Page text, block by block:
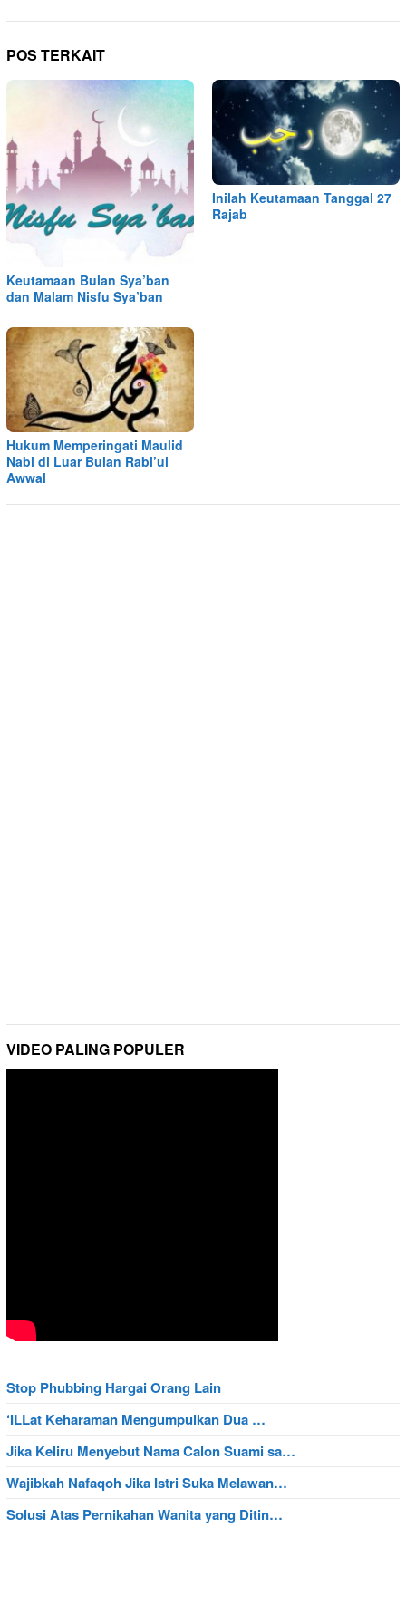
POS TERKAIT
Keutamaan Bulan Sya’ban
dan Malam Nisfu Sya’ban
Inilah Keutamaan Tanggal 27
Rajab
Hukum Memperingati Maulid
Nabi di Luar Bulan Rabi’ul
Awwal
VIDEO PALING POPULER
Stop Phubbing Hargai Orang Lain
‘ILLat Keharaman Mengumpulkan Dua …
Jika Keliru Menyebut Nama Calon Suami sa…
Wajibkah Nafaqoh Jika Istri Suka Melawan…
Solusi Atas Pernikahan Wanita yang Ditin…